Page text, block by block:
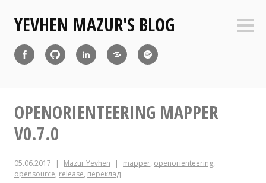
вмістуYEVHEN MAZUR'S BLOG
OPENORIENTEERING MAPPER
V0.7.0
05.06.2017 Mazur Yevhen mapper, openorienteering,
opensource, release, переклад